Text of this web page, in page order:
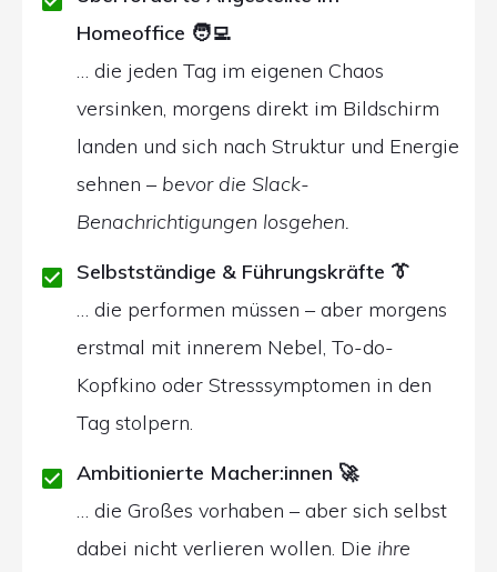
Homeoffice 🧑‍💻
… die jeden Tag im eigenen Chaos
versinken, morgens direkt im Bildschirm
landen und sich nach Struktur und Energie
sehnen – bevor die Slack-
Benachrichtigungen losgehen.
Selbstständige & Führungskräfte 👔
… die performen müssen – aber morgens
erstmal mit innerem Nebel, To-do-
Kopfkino oder Stresssymptomen in den
Tag stolpern.
Ambitionierte Macher:innen 🚀
… die Großes vorhaben – aber sich selbst
dabei nicht verlieren wollen. Die ihre